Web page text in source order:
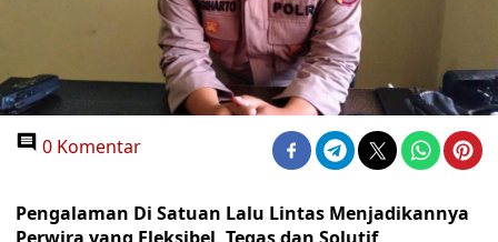
0 Komentar
Pengalaman Di Satuan Lalu Lintas Menjadikannya